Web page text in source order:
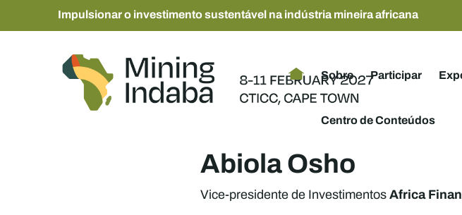
Impulsionar o investimento sustentável na indústria mineira africana
Sobre Participar
Centro de Conteúdos
Abiola Osho
Vice-presidente de InvestimentosAfrica